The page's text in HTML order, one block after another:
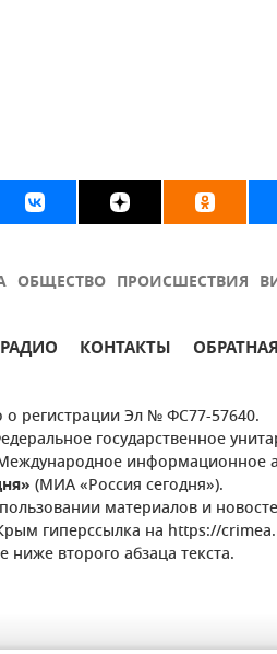
ОБЩЕСТВО ПРОИСШЕСТВИЯ
РАДИО КОНТАКТЫ
о регистрации Эл № ФС77-57640.
государственное
информационное
(МИА «Россия сегодня»).
материалов и
гиперссылка на https://
ниже второго абзаца текста.